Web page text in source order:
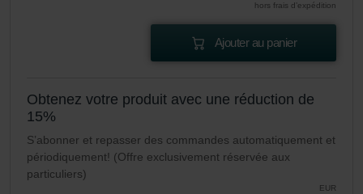
hors frais d’expédition
Ajouter au panier
Obtenez votre produit avec une réduction de
15%
S’abonner et repasser des commandes automatiquement et
périodiquement! (Offre exclusivement réservée aux
particuliers)
EUR